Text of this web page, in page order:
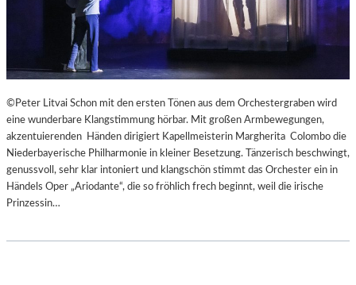
©Peter Litvai Schon mit den ersten Tönen aus dem Orchestergraben wird
eine wunderbare Klangstimmung hörbar. Mit großen Armbewegungen,
akzentuierenden Händen dirigiert Kapellmeisterin Margherita Colombo die
Niederbayerische Philharmonie in kleiner Besetzung. Tänzerisch beschwingt,
genussvoll, sehr klar intoniert und klangschön stimmt das Orchester ein in
Händels Oper „Ariodante“, die so fröhlich frech beginnt, weil die irische
Prinzessin…